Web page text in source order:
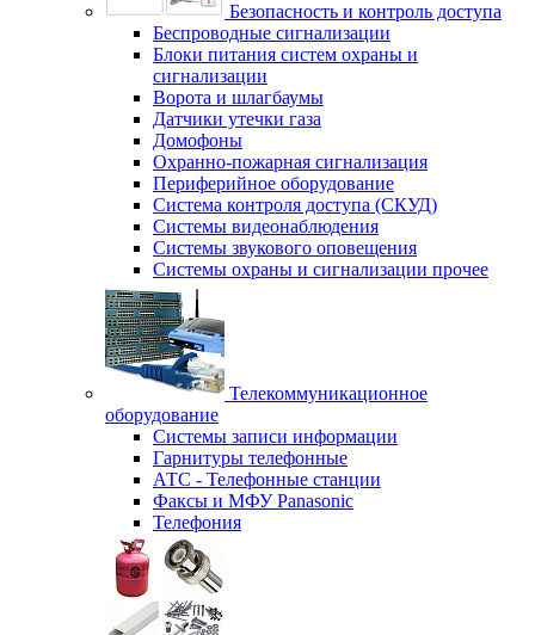
Безопасность и контроль доступа
Беспроводные сигнализации
Блоки питания систем охраны и
сигнализации
Ворота и шлагбаумы
Датчики утечки газа
Домофоны
Охранно-пожарная сигнализация
Периферийное оборудование
Система контроля доступа (СКУД)
Системы видеонаблюдения
Системы звукового оповещения
Системы охраны и сигнализации прочее
Телекоммуникационное
оборудование
Системы записи информации
Гарнитуры телефонные
АТС - Телефонные станции
Факсы и МФУ Panasonic
Телефония